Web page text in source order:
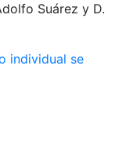
Suárez y D.
individual se